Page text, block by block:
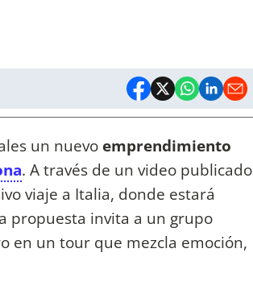
un nuevo emprendimiento
. A través de un video publicado
viaje a Italia, donde estará
propuesta invita a un grupo
en un tour que mezcla emoción,